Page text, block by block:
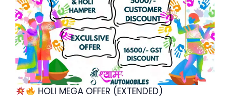
HOLI MEGA OFFER (EXTENDED)